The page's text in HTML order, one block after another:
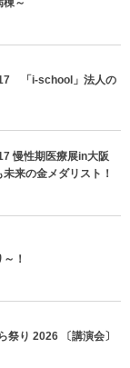
棟～
「i-school」法人の
慢性期医療展in大阪
来の金メダリスト！
！
祭り 2026 〔講演会〕